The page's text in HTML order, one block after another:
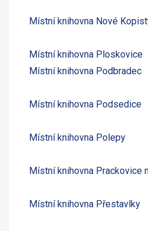
Místní knihovna Nové
Místní knihovna Ploskovice
Místní knihovna Podbradec
Místní knihovna Podsedice
Místní knihovna Polepy
Místní knihovna Prackovice
Místní knihovna Přestavlky